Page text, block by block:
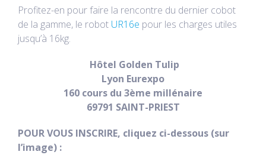
Profitez-en pour faire la rencontre du dernier cobot
de la gamme, le robot UR16e pour les charges utiles
jusqu’à 16kg.
Hôtel Golden Tulip
Lyon Eurexpo
160 cours du 3ème millénaire
69791 SAINT-PRIEST
POUR VOUS INSCRIRE, cliquez ci-dessous (sur
l’image) :